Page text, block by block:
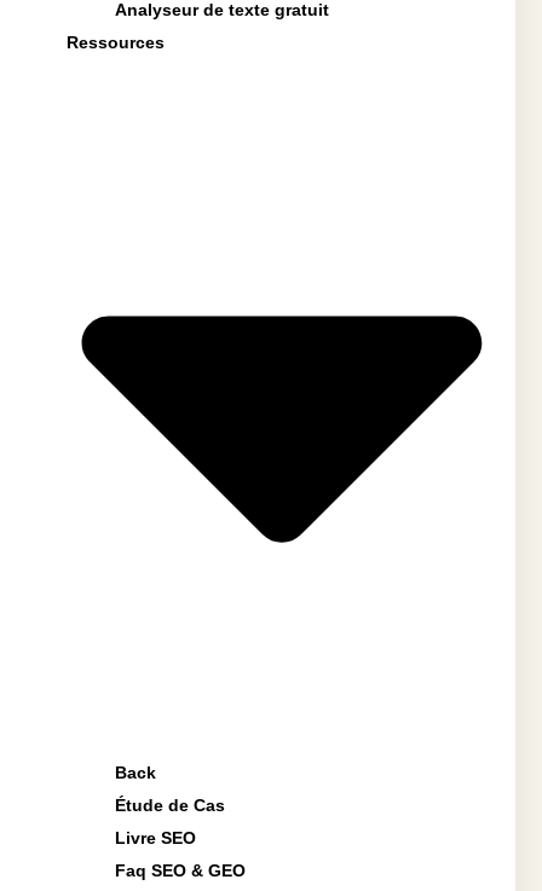
Analyseur de texte gratuit
Ressources
Back
Étude de Cas
Livre SEO
Faq SEO & GEO